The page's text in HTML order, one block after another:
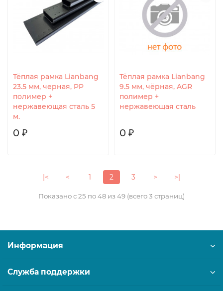
Тёплая рамка Lianbang
23.5 мм, черная, PP
полимер +
нержавеющая сталь 5
м.
0 ₽
Тёплая рамка Lianbang
9.5 мм, чёрная, AGR
полимер +
нержавеющая сталь
0 ₽
|< < 1 2 3 > >|
Показано с 25 по 48 из 49 (всего 3 страниц)
Информация
Служба поддержки